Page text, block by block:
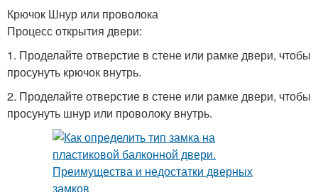
Крючок Шнур или проволока
Процесс открытия двери:
1. Проделайте отверстие в стене или рамке двери, чтобы
просунуть крючок внутрь.
2. Проделайте отверстие в стене или рамке двери, чтобы
просунуть шнур или проволоку внутрь.